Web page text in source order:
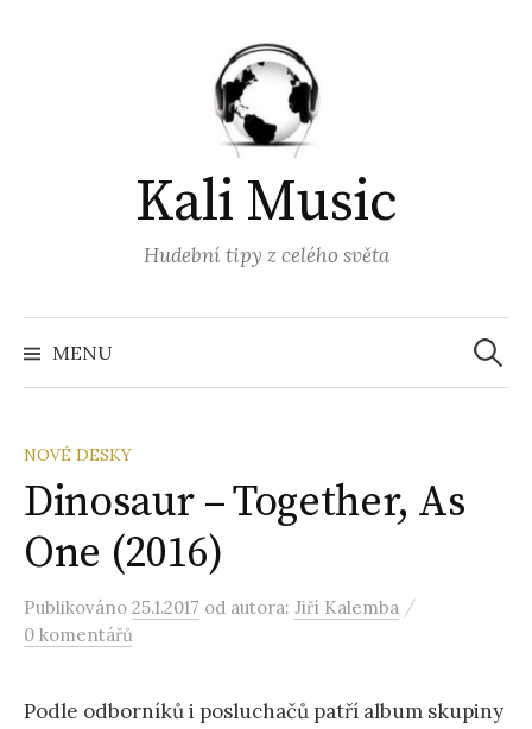
Kali Music
Hudební tipy z celého světa
MENU
NOVÉ DESKY
Dinosaur – Together, As
One (2016)
Publikováno 25.1.2017 od autora: Jiří Kalemba /
0 komentářů
Podle odborníků i posluchačů patří album skupiny